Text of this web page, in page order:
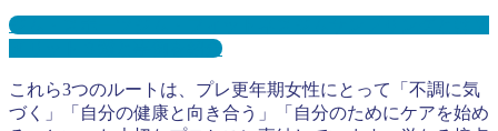
ジム・スポーツジム・フィットネスジムサンプリングとは？
メリット３選と事例を紹介
これら3つのルートは、プレ更年期女性にとって「不調に気
づく」「自分の健康と向き合う」「自分のためにケアを始め